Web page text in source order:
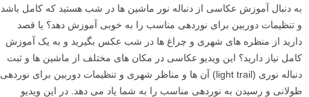
به دنبال آموزش عکاسی از دنباله نور ماشین ها در شب هستید که کامل باشد
و تنظیمات دوربین برای نوردهی مناسب را به خوبی آموزش دهد؟ یا قصد
دارید از منظره های شهری و چراغ ها در شب عکس بگیرید و به یک آموزش
کامل نیاز دارید؟ این ویدیو عکاسی در مکان های مختلف از ماشین ها و ثبت
دنباله نوری (light trail) آن ها و مناظر شهری و تنظیمات دوربین برای نوردهی
طولانی و رسیدن به نوردهی مناسب را به شما یاد می دهد. در این ویدیو